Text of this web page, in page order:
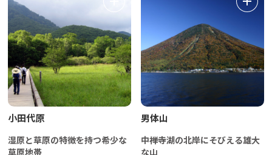
小田代原
湿原と草原の特徴を持つ希少な
草原地帯
男体山
中禅寺湖の北岸にそびえる雄大
な山